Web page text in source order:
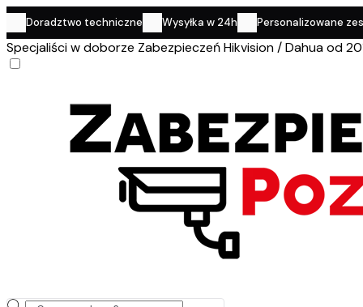
Doradztwo techniczne Wysyłka w 24h Personalizowane
Specjaliści w doborze Zabezpieczeń Hikvision / Dahua od